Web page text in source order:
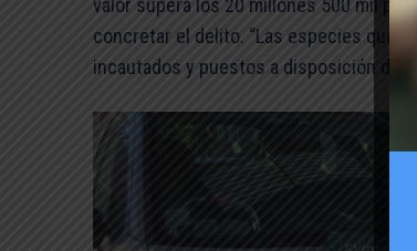
concretar el delito. “Las especies que
incautados y puestos a disposición de